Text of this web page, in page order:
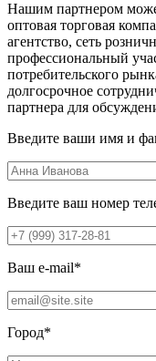
Нашим партнером
оптовая торговая
агентство, сеть
профессиональный
потребительского
долгосрочное
партнера для
Введите ваши имя и
Введите ваш номер
Ваш e-mail*
Город*